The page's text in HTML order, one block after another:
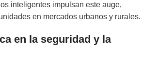
inteligentes impulsan este auge,
en mercados urbanos y rurales.
en la seguridad y la